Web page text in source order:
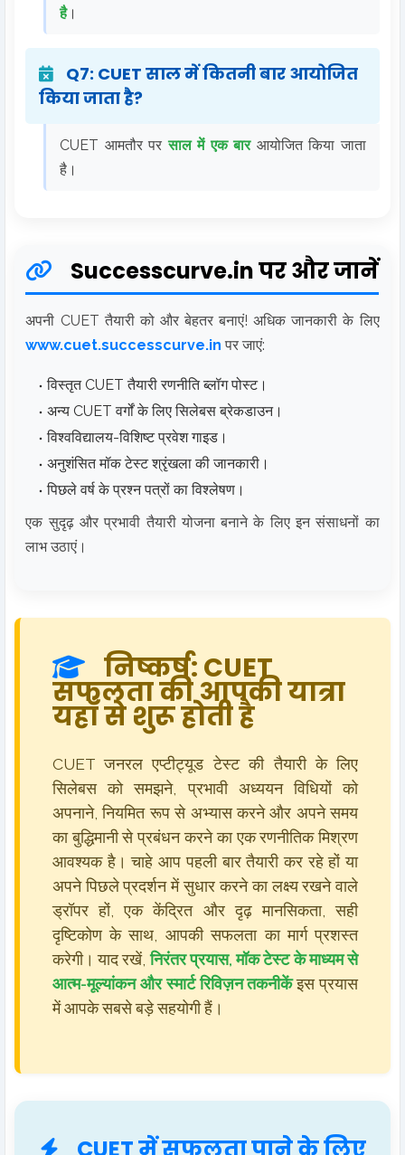
है।
Q7: CUET साल में कितनी बार आयोजित
किया जाता है?
CUET आमतौर परसाल में एक बारआयोजित किया जाता
है।
Successcurve.in पर और जानें
अपनी CUET तैयारी को और बेहतर बनाएं! अधिक जानकारी के लिए
www.cuet.successcurve.in पर जाएं:
विस्तृत CUET तैयारी रणनीति ब्लॉग पोस्ट।
अन्य CUET वर्गों के लिए सिलेबस ब्रेकडाउन।
विश्वविद्यालय-विशिष्ट प्रवेश गाइड।
अनुशंसित मॉक टेस्ट श्रृंखला की जानकारी।
पिछले वर्ष के प्रश्न पत्रों का विश्लेषण।
एक सुदृढ़ और प्रभावी तैयारी योजना बनाने के लिए इन संसाधनों का
लाभ उठाएं।
निष्कर्ष: CUET
सफलता की आपकी यात्रा
यहाँ से शुरू होती है
CUET जनरल एप्टीट्यूड टेस्ट की तैयारी के लिए
सिलेबस को समझने, प्रभावी अध्ययन विधियों को
अपनाने, नियमित रूप से अभ्यास करने और अपने समय
का बुद्धिमानी से प्रबंधन करने का एक रणनीतिक मिश्रण
आवश्यक है। चाहे आप पहली बार तैयारी कर रहे हों या
अपने पिछले प्रदर्शन में सुधार करने का लक्ष्य रखने वाले
ड्रॉपर हों, एक केंद्रित और दृढ़ मानसिकता, सही
दृष्टिकोण के साथ, आपकी सफलता का मार्ग प्रशस्त
करेगी। याद रखें,निरंतर प्रयास, मॉक टेस्ट के माध्यम से
आत्म-मूल्यांकन और स्मार्ट रिविज़न तकनीकेंइस प्रयास
में आपके सबसे बड़े सहयोगी हैं।
CUET में सफलता पाने के लिए